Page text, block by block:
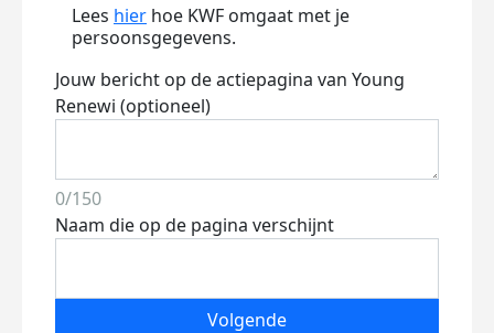
Lees hier hoe KWF omgaat met je
persoonsgegevens.
Jouw bericht op de actiepagina van Young
Renewi (optioneel)
0/150
Naam die op de pagina verschijnt
Volgende